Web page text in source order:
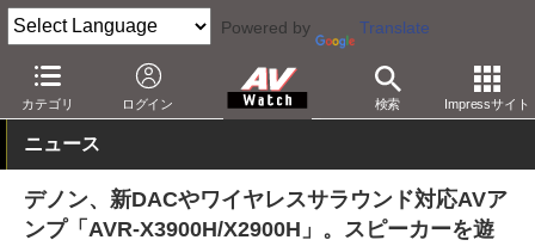
Powered by Translate
カテゴリ ログイン 検索 Impressサイト
AV Watch 製品 AVアンプ デノン
ニュース
デノン、新DACやワイヤレスサラウンド対応AVア
ンプ「AVR-X3900H/X2900H」。スピーカーを遊